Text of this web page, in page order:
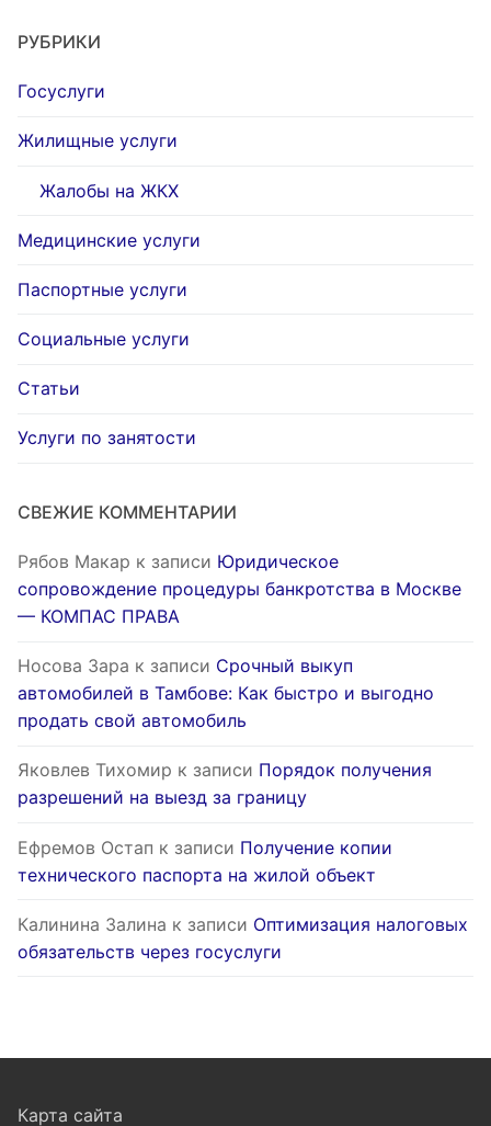
РУБРИКИ
Госуслуги
Жилищные услуги
Жалобы на ЖКХ
Медицинские услуги
Паспортные услуги
Социальные услуги
Статьи
Услуги по занятости
СВЕЖИЕ КОММЕНТАРИИ
Рябов Макар к записи Юридическое
сопровождение процедуры банкротства в Москве
— КОМПАС ПРАВА
Носова Зара к записи Срочный выкуп
автомобилей в Тамбове: Как быстро и выгодно
продать свой автомобиль
Яковлев Тихомир к записи Порядок получения
разрешений на выезд за границу
Ефремов Остап к записи Получение копии
технического паспорта на жилой объект
Калинина Залина к записи Оптимизация налоговых
обязательств через госуслуги
Карта сайта